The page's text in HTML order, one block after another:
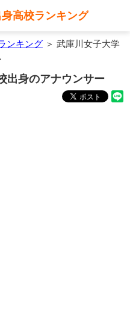
高校ランキング
ンキング ＞ 武庫川女子大学
出身のアナウンサー